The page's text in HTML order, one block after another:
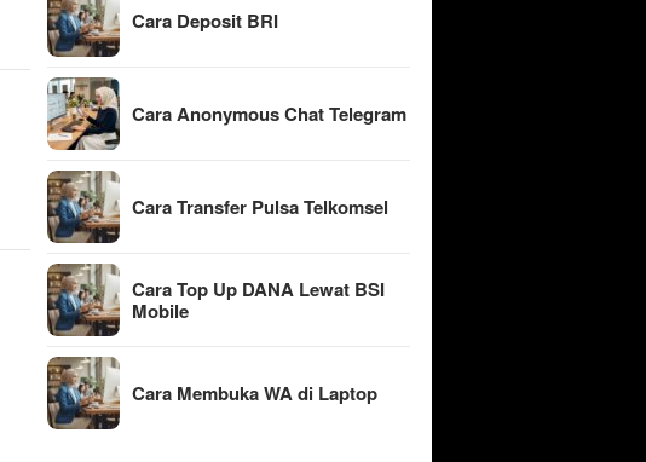
Cara Deposit BRI
Cara Anonymous Chat Telegram
Cara Transfer Pulsa Telkomsel
Cara Top Up DANA Lewat BSI
Mobile
Cara Membuka WA di Laptop